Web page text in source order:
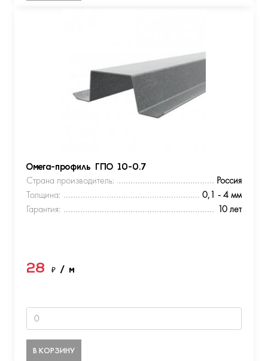
Омега-профиль ГПО 10-0.7
Страна производитель:
Россия
Толщина:
0,1 - 4 мм
Гарантия:
10 лет
28 ₽ / м
В КОРЗИНУ